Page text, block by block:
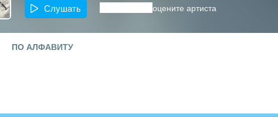
Слушать оцените артиста
ПО АЛФАВИТУ